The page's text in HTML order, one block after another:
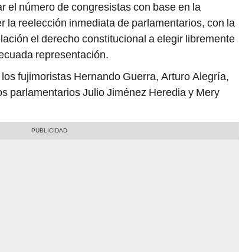
el número de congresistas con base en la
la reelección inmediata de parlamentarios, con la
el derecho constitucional a elegir libremente
representación.
fujimoristas Hernando Guerra, Arturo Alegría,
parlamentarios Julio Jiménez Heredia y Mery